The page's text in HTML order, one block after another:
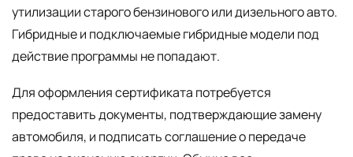
утилизации старого бензинового или дизельного авто.
Гибридные и подключаемые гибридные модели под
действие программы не попадают.
Для оформления сертификата потребуется
предоставить документы, подтверждающие замену
автомобиля, и подписать соглашение о передаче